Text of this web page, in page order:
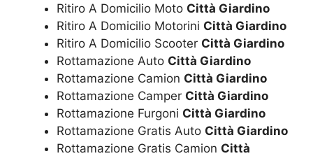
Ritiro A Domicilio Moto Città Giardino
Ritiro A Domicilio Motorini Città Giardino
Ritiro A Domicilio Scooter Città Giardino
Rottamazione Auto Città Giardino
Rottamazione Camion Città Giardino
Rottamazione Camper Città Giardino
Rottamazione Furgoni Città Giardino
Rottamazione Gratis Auto Città Giardino
Rottamazione Gratis Camion Città